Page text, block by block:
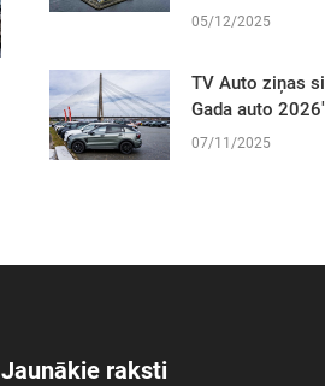
05/12/2025
TV Auto ziņas
Gada auto
07/11/2025
Jaunākie raksti